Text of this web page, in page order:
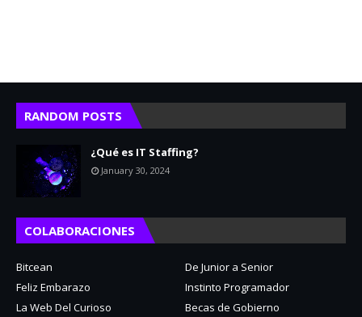
RANDOM POSTS
¿Qué es IT Staffing?
January 30, 2024
COLABORACIONES
Bitcean
De Junior a Senior
Feliz Embarazo
Instinto Programador
La Web Del Curioso
Becas de Gobierno